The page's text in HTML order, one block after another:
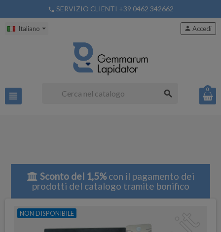
phone SERVIZIO CLIENTI +39 0462 342662
Italiano
view_headline search
person Accedi
0
Sconto del 1,5%con il pagamento dei
prodotti del catalogo tramite bonifico
NON DISPONIBILE